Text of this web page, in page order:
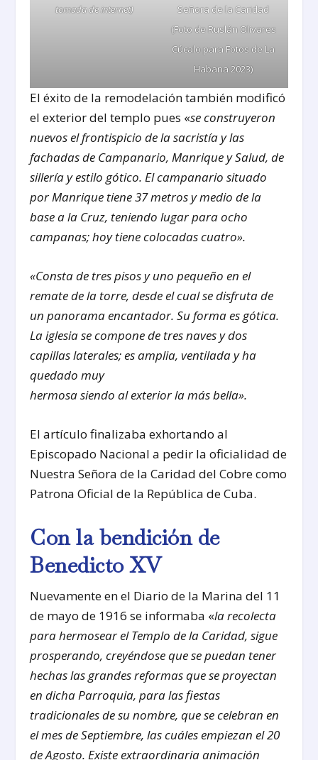
tomada de internet)
Señora de la Caridad
(Foto de Ruslán Olivares
Cúcalo para Fotos de La
Habana 2023)
El éxito de la remodelación también modificó
el exterior del templo pues «se construyeron
nuevos el frontispicio de la sacristía y las
fachadas de Campanario, Manrique y Salud, de
sillería y estilo gótico. El campanario situado
por Manrique tiene 37 metros y medio de la
base a la Cruz, teniendo lugar para ocho
campanas; hoy tiene colocadas cuatro».
«Consta de tres pisos y uno pequeño en el
remate de la torre, desde el cual se disfruta de
un panorama encantador. Su forma es gótica.
La iglesia se compone de tres naves y dos
capillas laterales; es amplia, ventilada y ha
quedado muy
hermosa siendo al exterior la más bella».
El artículo finalizaba exhortando al
Episcopado Nacional a pedir la oficialidad de
Nuestra Señora de la Caridad del Cobre como
Patrona Oficial de la República de Cuba.
Con la bendición de
Benedicto XV
Nuevamente en el Diario de la Marina del 11
de mayo de 1916 se informaba «la recolecta
para hermosear el Templo de la Caridad, sigue
prosperando, creyéndose que se puedan tener
hechas las grandes reformas que se proyectan
en dicha Parroquia, para las fiestas
tradicionales de su nombre, que se celebran en
el mes de Septiembre, las cuáles empiezan el 20
de Agosto. Existe extraordinaria animación